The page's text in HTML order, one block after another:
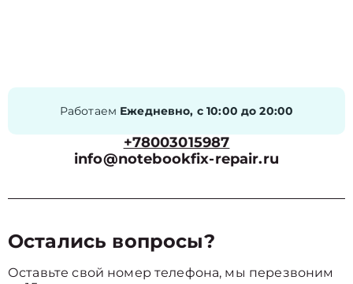
Работаем Ежедневно, с 10:00 до 20:00
+78003015987
info@notebookfix-repair.ru
Остались вопросы?
Оставьте свой номер телефона, мы перезвоним